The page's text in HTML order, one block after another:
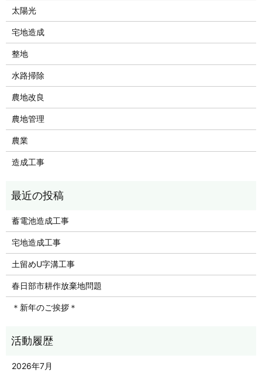
太陽光
宅地造成
整地
水路掃除
農地改良
農地管理
農業
造成工事
蓄電池造成工事
宅地造成工事
土留めU字溝工事
春日部市耕作放棄地問題
＊新年のご挨拶＊
2026年7月